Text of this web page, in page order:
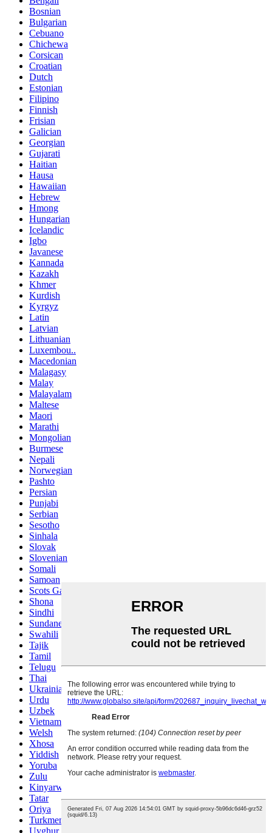
Bosnian
Bulgarian
Cebuano
Chichewa
Corsican
Croatian
Dutch
Estonian
Filipino
Finnish
Frisian
Galician
Georgian
Gujarati
Haitian
Hausa
Hawaiian
Hebrew
Hmong
Hungarian
Icelandic
Igbo
Javanese
Kannada
Kazakh
Khmer
Kurdish
Kyrgyz
Latin
Latvian
Lithuanian
Luxembou..
Macedonian
Malagasy
Malay
Malayalam
Maltese
Maori
Marathi
Mongolian
Burmese
Nepali
Norwegian
Pashto
Persian
Punjabi
Serbian
Sesotho
Sinhala
Slovak
Slovenian
Somali
Samoan
Scots Gaelic
Shona
Sindhi
Sundanese
Swahili
Tajik
Tamil
Telugu
Thai
Ukrainian
Urdu
Uzbek
Vietnamese
Welsh
Xhosa
Yiddish
Yoruba
Zulu
Kinyarwanda
Tatar
Oriya
Turkmen